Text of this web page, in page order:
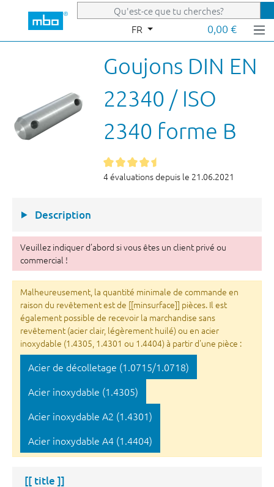
Passer au contenu principal
FR 0,00 €
Goujons DIN EN
22340 / ISO
2340 forme B
4 évaluations depuis le 21.06.2021
Description
Veuillez indiquer d’abord si vous êtes un client privé ou
commercial !
Malheureusement, la quantité minimale de commande en
raison du revêtement est de [[minsurface]] pièces. Il est
également possible de recevoir la marchandise sans
revêtement (acier clair, légèrement huilé) ou en acier
inoxydable (1.4305, 1.4301 ou 1.4404) à partir d'une pièce :
Acier de décolletage (1.0715/1.0718)
Acier inoxydable (1.4305)
Acier inoxydable A2 (1.4301)
Acier inoxydable A4 (1.4404)
[[ title ]]